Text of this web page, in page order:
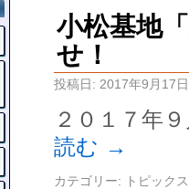
小松基地
せ！
投稿日: 2017年9月17日
２０１７年
読む →
カテゴリー:
トピックス